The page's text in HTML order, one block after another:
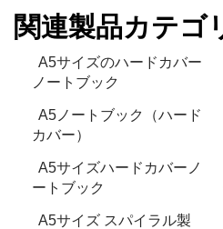
関連製品カテゴ
A5サイズのハードカバー
ノートブック
A5ノートブック（ハード
カバー）
A5サイズハードカバーノ
ートブック
A5サイズ スパイラル製